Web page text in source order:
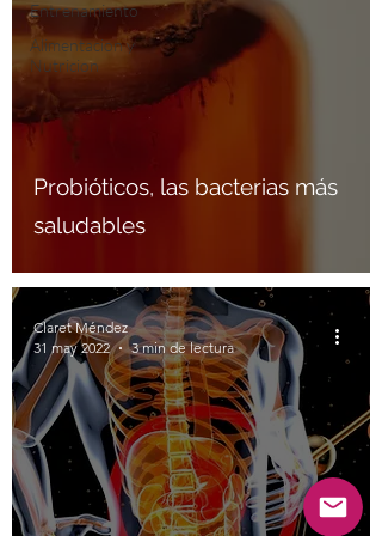
Entrenamiento
Alimentacion y
Nutricion
Probióticos, las bacterias más
saludables
Claret Méndez
31 may 2022
3 min de lectura